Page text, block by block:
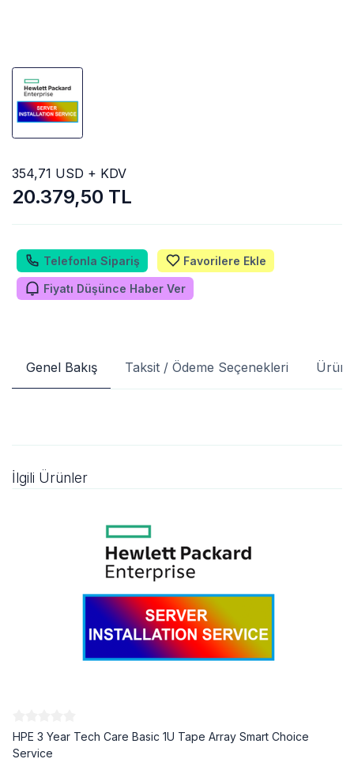
20.379,50 TL
354,71 USD + KDV
Telefonla Sipariş Favorilere Ekle
Fiyatı Düşünce Haber Ver
Genel Bakış Taksit / Ödeme Seçenekleri Ürün
İlgili Ürünler
HPE 3 Year Tech Care Basic 1U Tape Array Smart Choice
Service